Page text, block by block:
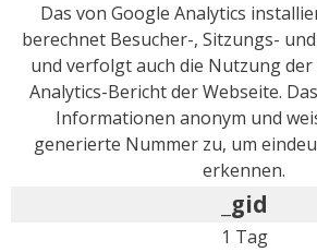
Das von Google Analytics
berechnet Besucher-, Sitzungs-
und verfolgt auch die Nutzung
Analytics-Bericht der Webseite.
Informationen anonym und
generierte Nummer zu, um
erkennen.
_gid
1 Tag